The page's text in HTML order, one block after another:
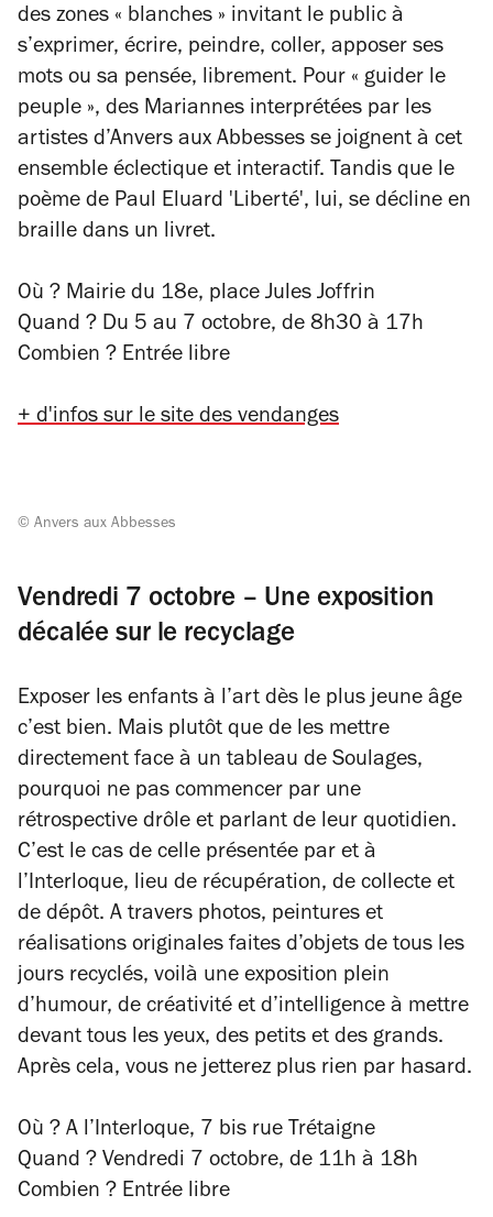
des zones « blanches » invitant le public à
s’exprimer, écrire, peindre, coller, apposer ses
mots ou sa pensée, librement. Pour « guider le
peuple », des Mariannes interprétées par les
artistes d’Anvers aux Abbesses se joignent à cet
ensemble éclectique et interactif. Tandis que le
poème de Paul Eluard 'Liberté', lui, se décline en
braille dans un livret.
Où ? Mairie du 18e, place Jules Joffrin
Quand ? Du 5 au 7 octobre, de 8h30 à 17h
Combien ? Entrée libre
+d'infos sur le site des vendanges
© Anvers aux Abbesses
Vendredi 7 octobre – Une exposition
décalée sur le recyclage
Exposer les enfants à l’art dès le plus jeune âge
c’est bien. Mais plutôt que de les mettre
directement face à un tableau de Soulages,
pourquoi ne pas commencer par une
rétrospective drôle et parlant de leur quotidien.
C’est le cas de celle présentée par et à
l’Interloque, lieu de récupération, de collecte et
de dépôt. A travers photos, peintures et
réalisations originales faites d’objets de tous les
jours recyclés, voilà une exposition plein
d’humour, de créativité et d’intelligence à mettre
devant tous les yeux, des petits et des grands.
Après cela, vous ne jetterez plus rien par hasard.
Où ? A l’Interloque, 7 bis rue Trétaigne
Quand ? Vendredi 7 octobre, de 11h à 18h
Combien ? Entrée libre